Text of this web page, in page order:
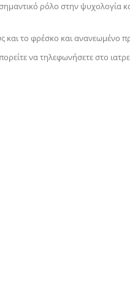
ρόλο στην ψυχολογία
το φρέσκο και ανανεωμένο
να τηλεφωνήσετε στο